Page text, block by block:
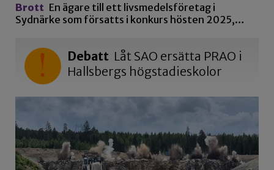
Brott En ägare till ett livsmedelsföretag i
Sydnärke som försatts i konkurs hösten 2025,…
Debatt Låt SAO ersätta PRAO i
Hallsbergs högstadieskolor